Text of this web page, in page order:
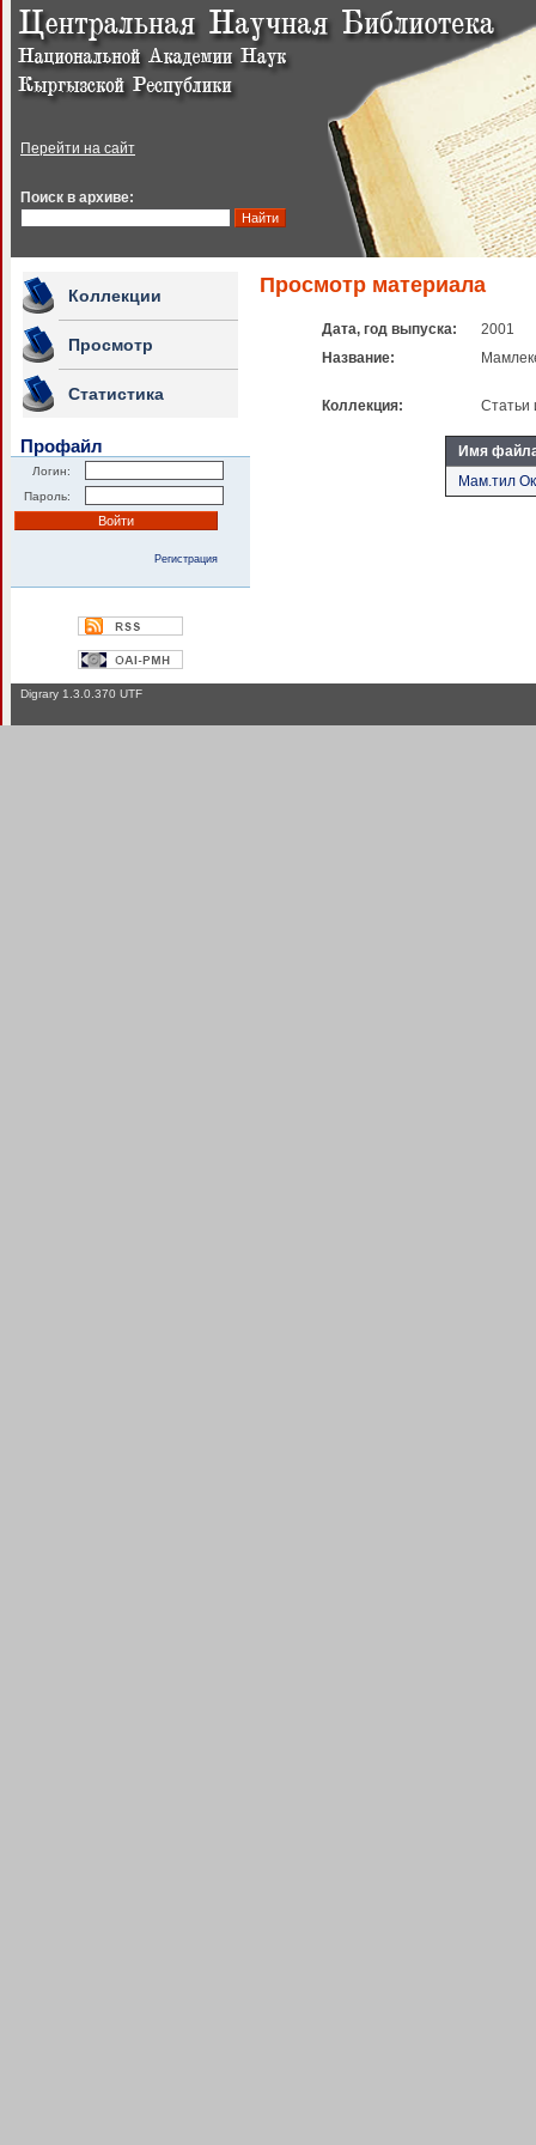
Перейти на сайт
Поиск в архиве:
Коллекции
Просмотр
Статистика
Профайл
Логин:
Пароль:
Регистрация
Просмотр материала
Дата, год выпуска:
2001
Название:
Коллекция: Статьи
Имя
Мам.тил
Digrary 1.3.0.370 UTF